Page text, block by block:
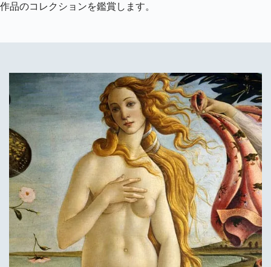
作品のコレクションを鑑賞します。